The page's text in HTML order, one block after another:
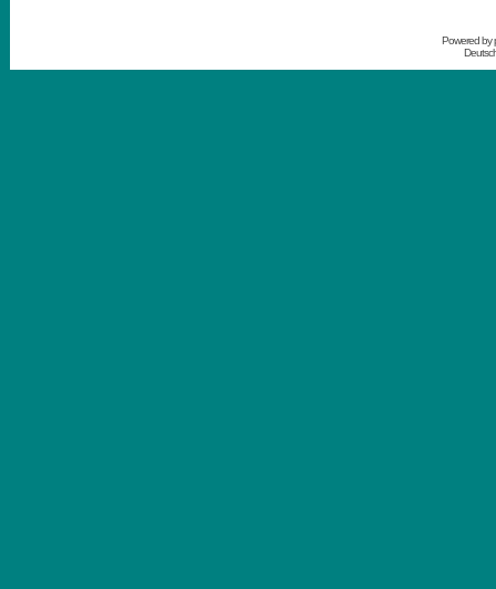
Powered by